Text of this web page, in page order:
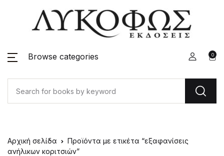
Browse categories 0
Αρχική σελίδα
Προϊόντα με ετικέτα “εξαφανίσεις
ανήλικων κοριτσιών”